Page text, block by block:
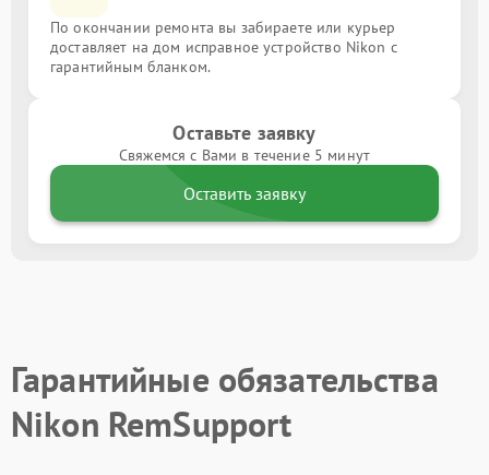
По окончании ремонта вы забираете или курьер
доставляет на дом исправное устройство Nikon с
гарантийным бланком.
Оставьте заявку
Свяжемся с Вами в течение 5 минут
Оставить заявку
Гарантийные обязательства
Nikon RemSupport